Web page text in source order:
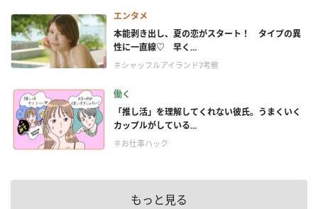
エンタメ
本能剥き出し、夏の恋がスタート！ タイプの異
性に一直線♡ 早く...
＃シャッフルアイランド7考察
働く
「推し活」を理解してくれない彼氏。うまくいく
カップルがしている...
＃お仕事ハック
もっと見る